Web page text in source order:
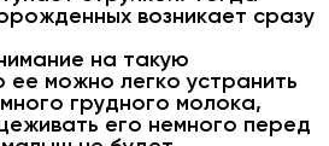
возникает сразу
на такую
ее можно легко устранить
грудного молока,
его немного перед